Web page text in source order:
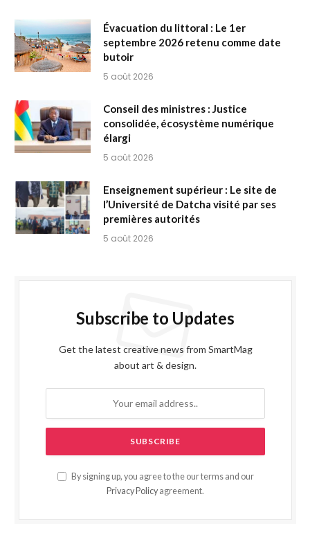
Évacuation du littoral : Le 1er
septembre 2026 retenu comme date
butoir
5 août 2026
Conseil des ministres : Justice
consolidée, écosystème numérique
élargi
5 août 2026
Enseignement supérieur : Le site de
l’Université de Datcha visité par ses
premières autorités
5 août 2026
Subscribe to Updates
Get the latest creative news from SmartMag
about art & design.
By signing up, you agree to the our terms and our
Privacy Policy agreement.